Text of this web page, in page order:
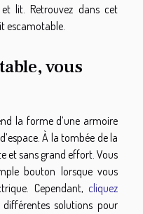
lit. Retrouvez dans cet
escamotable.
vous
la forme d’une armoire
À la tombée de la
et sans grand effort. Vous
bouton lorsque vous
Cependant, cliquez
différentes solutions pour